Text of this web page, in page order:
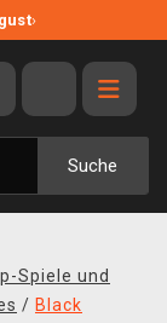
›
Suche
Spiele und
/ Black